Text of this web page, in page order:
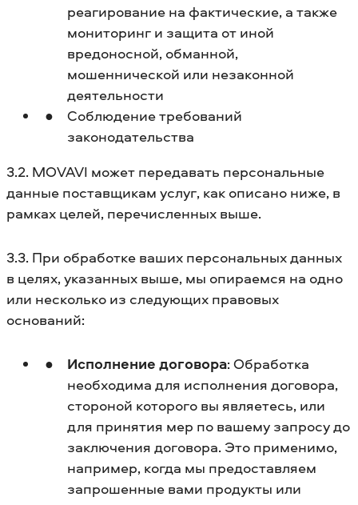
реагирование на фактические, а также
мониторинг и защита от иной
вредоносной, обманной,
мошеннической или незаконной
деятельности
Соблюдение требований
законодательства
3.2. MOVAVI может передавать персональные
данные поставщикам услуг, как описано ниже, в
рамках целей, перечисленных выше.
3.3. При обработке ваших персональных данных
в целях, указанных выше, мы опираемся на одно
или несколько из следующих правовых
оснований:
Исполнение договора: Обработка
необходима для исполнения договора,
стороной которого вы являетесь, или
для принятия мер по вашему запросу до
заключения договора. Это применимо,
например, когда мы предоставляем
запрошенные вами продукты или